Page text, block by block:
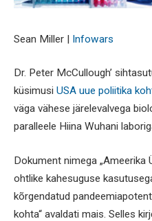
Sean Miller | Infowars
Dr. Peter McCullough’
küsimusi USA uue poliitika
väga vähese järelevalvega
paralleele Hiina Wuhani
Dokument nimega „Ameerika
ohtlike kahesuguse
kõrgendatud
kohta“ avaldati mais. Selles